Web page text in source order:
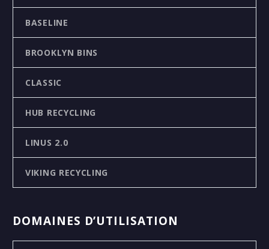
BASELINE
BROOKLYN BINS
CLASSIC
HUB RECYCLING
LINUS 2.0
VIKING RECYCLING
DOMAINES D’UTILISATION